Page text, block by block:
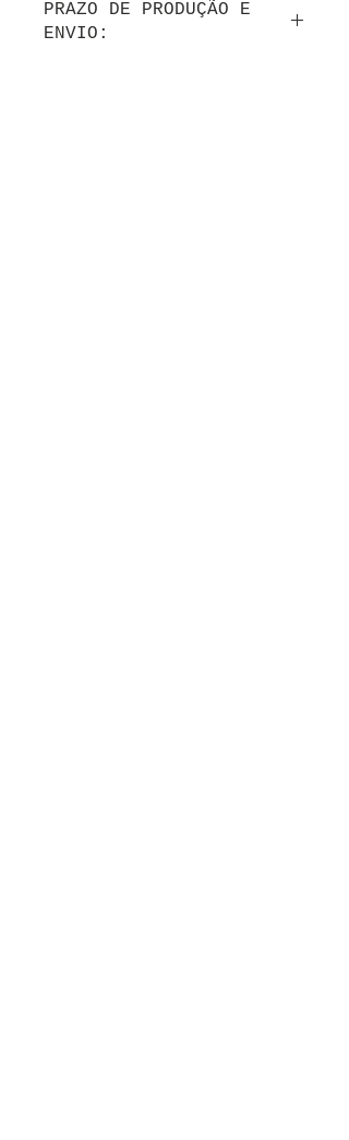
PRAZO DE PRODUÇÃO E
ENVIO: